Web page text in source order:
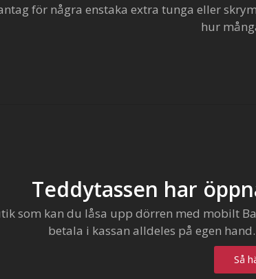
för några enstaka extra tunga eller
hur
Teddytassen har
som kan du låsa upp dörren med mobilt
betala i kassan alldeles på egen
Så